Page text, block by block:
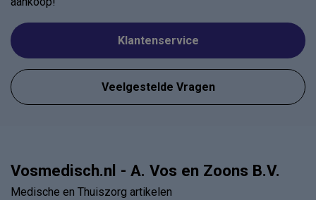
Klantenservice
Veelgestelde Vragen
Vosmedisch.nl - A. Vos en Zoons B.V.
Medische en Thuiszorg artikelen